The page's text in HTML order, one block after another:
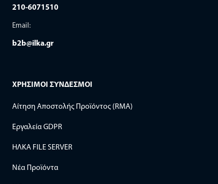
210-6071510
Email:
b2b@ilka.gr
ΧΡΗΣΙΜΟΙ ΣΥΝΔΕΣΜΟΙ
Αίτηση Αποστολής Προϊόντος (RMA)
Εργαλεία GDPR
ΗΛΚΑ FILE SERVER
Νέα Προϊόντα